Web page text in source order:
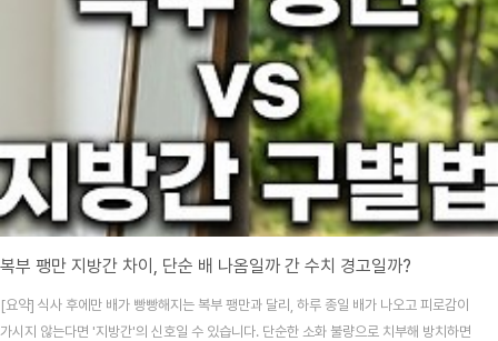
복부 팽만 지방간 차이, 단순 배 나옴일까 간 수치 경고일까?
[요약] 식사 후에만 배가 빵빵해지는 복부 팽만과 달리, 하루 종일 배가 나오고 피로감이
가시지 않는다면 '지방간'의 신호일 수 있습니다. 단순한 소화 불량으로 치부해 방치하면